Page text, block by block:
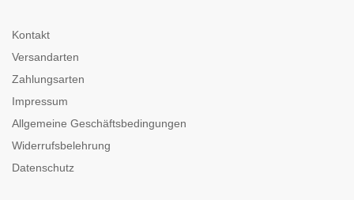
Kontakt
Versandarten
Zahlungsarten
Impressum
Allgemeine Geschäftsbedingungen
Widerrufsbelehrung
Datenschutz